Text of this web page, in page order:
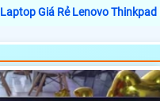
Laptop Giá Rẻ Lenovo Thinkpad